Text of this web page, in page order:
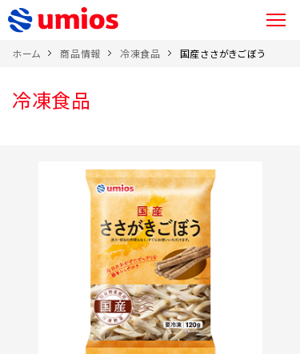
ホーム 商品情報 冷凍食品 国産ささがきごぼう
冷凍食品